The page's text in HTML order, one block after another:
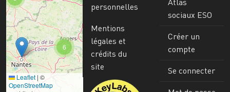
6
Leaflet | ©
OpenStreetMap
personnelles
Mentions
légales et
crédits du
site
Image
sociaux ESO
Créer un
compte
Se connecter